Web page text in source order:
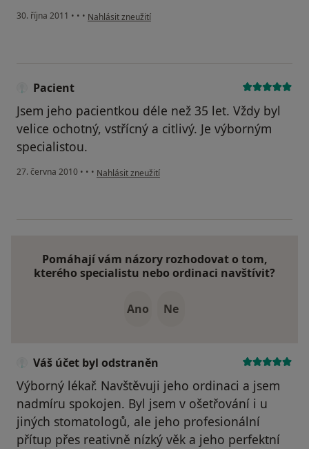
30. října 2011 • • • podle názoru uživatele Pacient
Nahlásit zneužití
Pacient
Jsem jeho pacientkou déle než 35 let. Vždy byl
velice ochotný, vstřícný a citlivý. Je výborným
specialistou.
27. června 2010 • • • podle názoru uživatele Pacient
Nahlásit zneužití
Pomáhají vám názory rozhodovat o tom,
kterého specialistu nebo ordinaci navštívit?
Ano Ne
Váš účet byl odstraněn
Výborný lékař. Navštěvuji jeho ordinaci a jsem
nadmíru spokojen. Byl jsem v ošetřování i u
jiných stomatologů, ale jeho profesionální
přítup přes reativně nízký věk a jeho perfektní